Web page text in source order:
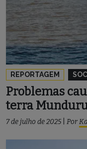
REPORTAGEM
Problemas
terra
7 de julho de 2025 Por